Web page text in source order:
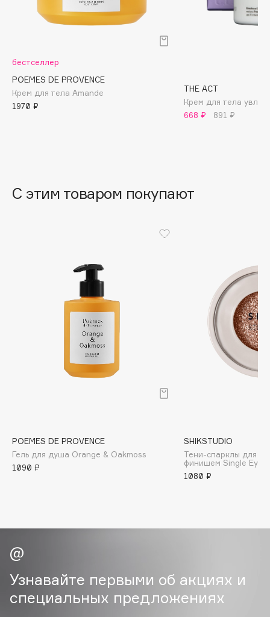
Balmain Hair Couture
Banderas
Basicare
beautyblender
Boadicea The Victorious
Bvlgari
by TERRY
Cadence
Capelli Dorati
Carbon Theory
бестселлер
POEMES DE PROVENCE
Крем для тела Amande
1970 ₽
THE ACT
Крем для тела
668 ₽
891 ₽
С этим товаром покупают
POEMES DE PROVENCE
Гель для душа Orange & Oakmoss
1090 ₽
SHIKSTUDIO
Тени-спарклы для
финишем Single
1080 ₽
Узнавайте первыми об акциях и
специальных предложениях